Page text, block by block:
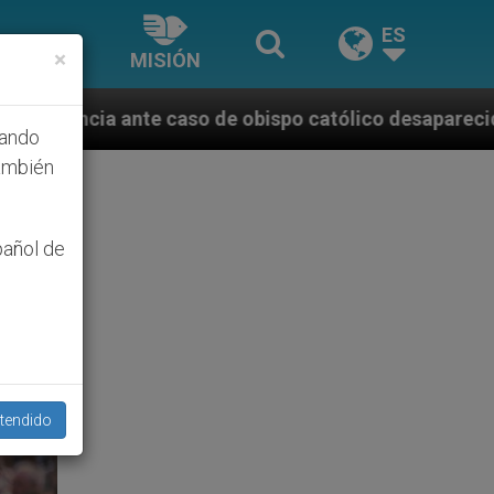
MISIÓN
ES
obispo católico desaparecido por la dictadura
×
de